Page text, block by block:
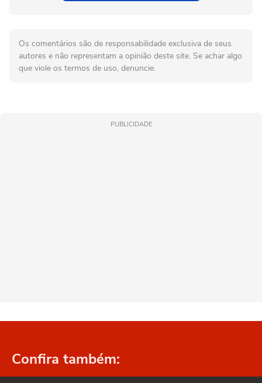
Os comentários são de responsabilidade exclusiva de seus
autores e não representam a opinião deste site. Se achar algo
que viole os termos de uso, denuncie.
PUBLICIDADE
Confira também: